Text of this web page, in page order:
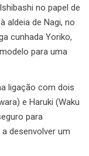
no papel de
aldeia de Nagi, no
cunhada Yoriko,
para uma
ligação com dois
e Haruki (Waku
para
desenvolver um